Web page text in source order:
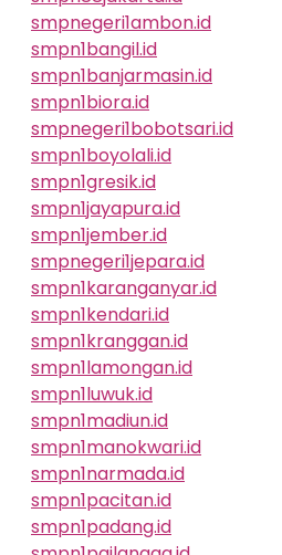
smpnegeri1ambon.id
smpn1bangil.id
smpn1banjarmasin.id
smpn1biora.id
smpnegeri1bobotsari.id
smpn1boyolali.id
smpn1gresik.id
smpn1jayapura.id
smpn1jember.id
smpnegeri1jepara.id
smpn1karanganyar.id
smpn1kendari.id
smpn1kranggan.id
smpn1lamongan.id
smpn1luwuk.id
smpn1madiun.id
smpn1manokwari.id
smpn1narmada.id
smpn1pacitan.id
smpn1padang.id